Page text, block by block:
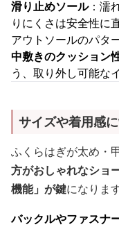
滑り止めソール：濡
りにくさは安全性に
アウトソールのパタ
中敷きのクッション
う、取り外し可能な
サイズや着用感
ふくらはぎが太め・
方がおしゃれなショ
機能」が鍵になります
バックルやファスナ